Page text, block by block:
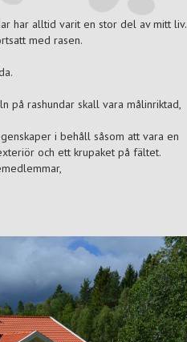
har alltid varit en stor del av mitt liv.
med rasen.
på rashundar skall vara målinriktad,
i behåll såsom att vara en
och ett krupaket på fältet.